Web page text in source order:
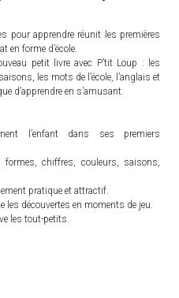
pour apprendre réunit les premières
forme d’école.
petit livre avec P’tit Loup : les
les mots de l’école, l’anglais et
d’apprendre en s’amusant.
l’enfant dans ses premiers
chiffres, couleurs, saisons,
pratique et attractif.
les découvertes en moments de jeu.
les tout-petits.